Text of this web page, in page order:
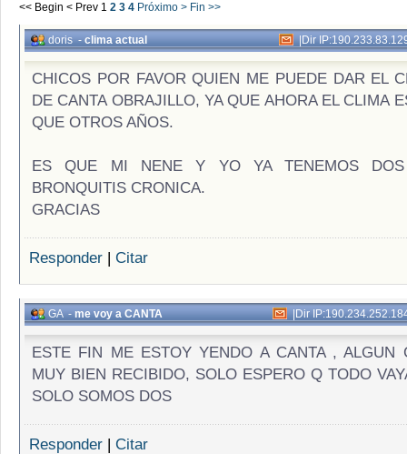
<< Begin < Prev 1 2 3 4 Próximo > Fin >>
doris-clima actual |Dir
CHICOS POR FAVOR QUIEN ME PUEDE DAR EL
DE CANTA OBRAJILLO, YA QUE AHORA EL CLIMA
QUE OTROS AÑOS.
ES QUE MI NENE Y YO YA TENEMOS
BRONQUITIS CRONICA.
GRACIAS
Responder | Citar
GA-me voy a CANTA |Dir
ESTE FIN ME ESTOY YENDO A CANTA , ALGUN
MUY BIEN RECIBIDO, SOLO ESPERO Q TODO
SOLO SOMOS DOS
Responder | Citar